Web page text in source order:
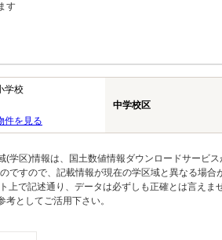
す
学校
件を見る
中学校区
(学区)情報は、国土数値情報ダウンロードサービ
すので、記載情報が現在の学区域と異なる場合
上で記述通り、データは必ずしも正確とは言え
としてご活用下さい。